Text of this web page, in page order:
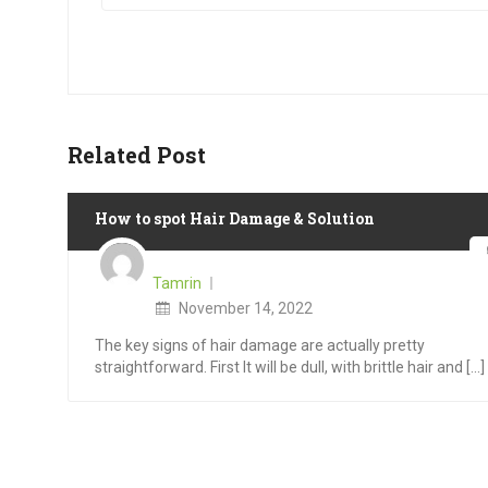
Related Post
How to spot Hair Damage & Solution
Tamrin
Posted
November 14, 2022
The key signs of hair damage are actually pretty
straightforward. First It will be dull, with brittle hair and [...]